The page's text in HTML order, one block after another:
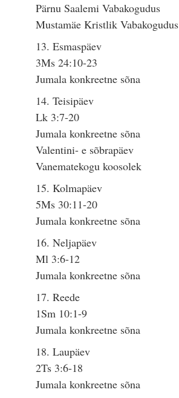
Pärnu Saalemi Vabakogudus
Mustamäe Kristlik Vabakogudus
13. Esmaspäev
3Ms 24:10-23
Jumala konkreetne sõna
14. Teisipäev
Lk 3:7-20
Jumala konkreetne sõna
Valentini- e sõbrapäev
Vanematekogu koosolek
15. Kolmapäev
5Ms 30:11-20
Jumala konkreetne sõna
16. Neljapäev
Ml 3:6-12
Jumala konkreetne sõna
17. Reede
1Sm 10:1-9
Jumala konkreetne sõna
18. Laupäev
2Ts 3:6-18
Jumala konkreetne sõna